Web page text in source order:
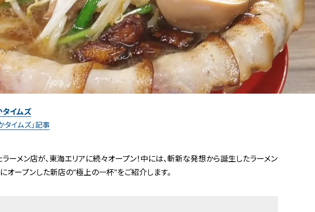
イムズ
タイムズ」記事
ーメン店が、東海エリアに続々オープン！中には、斬新な発想から誕生したラーメン
にオープンした新店の“極上の一杯”をご紹介します。